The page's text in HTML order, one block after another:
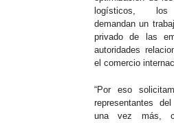
logísticos,
demandan un
privado de las
autoridades
el comercio
“Por eso
representantes
una vez más,